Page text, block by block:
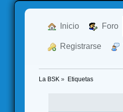
Inicio Foro
Registrarse
La BSK » Etiquetas